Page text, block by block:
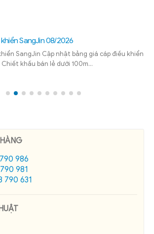
SangJin 08/2026
SangJin Cập nhật bảng giá cáp điều khiển
khấu bán lẻ dưới 100m...
986
981
790 631